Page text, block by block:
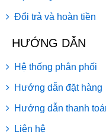
Đổi trả và hoàn tiền
HƯỚNG DẪN
Hệ thống phân phối
Hướng dẫn đặt hàng
Hướng dẫn thanh
Liên hệ